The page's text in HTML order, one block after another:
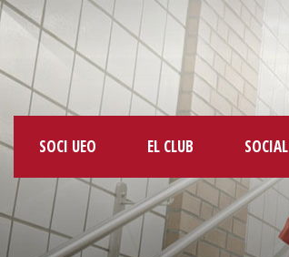
SOCI UEO EL CLUB